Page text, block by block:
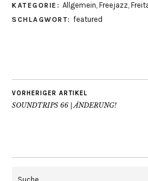
KATEGORIE: Allgemein, Freejazz,
SCHLAGWORT: featured
VORHERIGER ARTIKEL
SOUNDTRIPS 66 | ÄNDERUNG!